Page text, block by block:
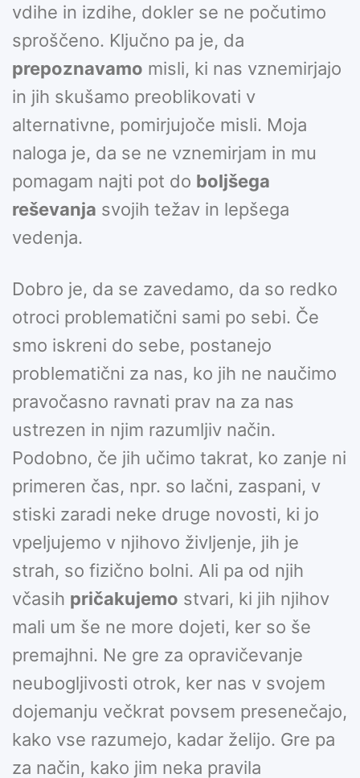
vdihe in izdihe, dokler se ne počutimo
sproščeno. Ključno pa je, da
prepoznavamo misli, ki nas vznemirjajo
in jih skušamo preoblikovati v
alternativne, pomirjujoče misli. Moja
naloga je, da se ne vznemirjam in mu
pomagam najti pot do boljšega
reševanja svojih težav in lepšega
vedenja.
Dobro je, da se zavedamo, da so redko
otroci problematični sami po sebi. Če
smo iskreni do sebe, postanejo
problematični za nas, ko jih ne naučimo
pravočasno ravnati prav na za nas
ustrezen in njim razumljiv način.
Podobno, če jih učimo takrat, ko zanje ni
primeren čas, npr. so lačni, zaspani, v
stiski zaradi neke druge novosti, ki jo
vpeljujemo v njihovo življenje, jih je
strah, so fizično bolni. Ali pa od njih
včasih pričakujemo stvari, ki jih njihov
mali um še ne more dojeti, ker so še
premajhni. Ne gre za opravičevanje
neubogljivosti otrok, ker nas v svojem
dojemanju večkrat povsem presenečajo,
kako vse razumejo, kadar želijo. Gre pa
za način, kako jim neka pravila